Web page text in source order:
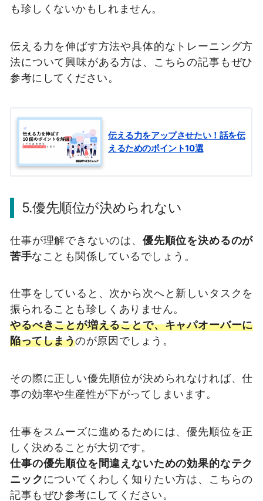
も珍しくないかもしれません。
伝える力を伸ばす方法や具体的なトレーニング方
法について興味がある方は、こちらの記事もぜひ
参考にしてください。
伝える力をアップさせたい！話を伝
えるためのポイント10選
5.優先順位が決められない
仕事が理解できないのは、 優先順位を決めるのが
苦手なことも関係しているでしょう。
仕事をしていると、次から次へと新しいタスクを
振られることも珍しくありません。
やるべきことが増えることで、キャパオーバーに
陥ってしまうのが原因でしょう。
その際に正しい優先順位が決められなければ、仕
事の効率や生産性が下がってしまいます。
仕事をスムーズに進めるためには、優先順位を正
しく決めることが大切です。
仕事の優先順位を間違えないための効果的なテク
ニックについてくわしく知りたい方は、こちらの
記事もぜひ参考にしてください。